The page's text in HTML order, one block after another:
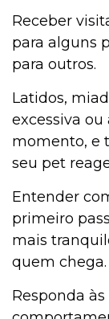
Receber
para alguns
para outros.
Latidos,
excessiva
momento, e
seu pet
Entender
primeiro
mais
quem chega.
Responda